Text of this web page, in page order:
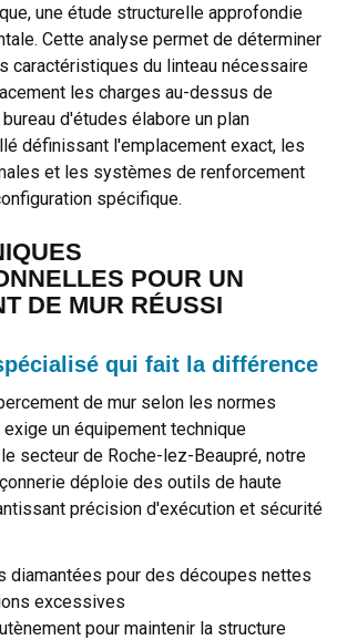
une étude structurelle approfondie
Cette analyse permet de déterminer
caractéristiques du linteau nécessaire
les charges au-dessus de
d'études élabore un plan
définissant l'emplacement exact, les
et les systèmes de renforcement
spécifique.
POUR UN
DE MUR RÉUSSI
qui fait la différence
de mur selon les normes
un équipement technique
secteur de Roche-lez-Beaupré, notre
déploie des outils de haute
précision d'exécution et sécurité
diamantées pour des découpes nettes
excessives
pour maintenir la structure